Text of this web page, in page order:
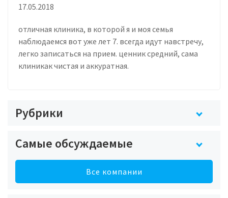
17.05.2018
отличная клиника, в которой я и моя семья
наблюдаемся вот уже лет 7. всегда идут навстречу,
легко записаться на прием. ценник средний, сама
клиникак чистая и аккуратная.
Рубрики
Самые обсуждаемые
Все компании